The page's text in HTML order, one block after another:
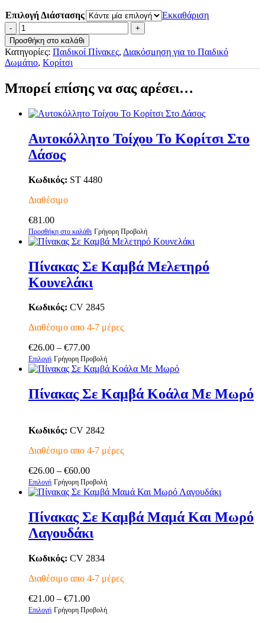
Επιλογή Διάστασης
Εκκαθάριση
Πίνακας
Σε
Καμβά
Το
Καγκουρό
Το
ποσότητα
Προσθήκη στο καλάθι
Κατηγορίες: Παιδικοί Πίνακες, Διακόσμηση για το Παιδικό
Δωμάτιο, Κορίτσι
Μπορεί επίσης να σας αρέσει…
Αυτοκόλλητο Τοίχου Το Κορίτσι Στο
Δάσος
Κωδικός: ST 4480
Διαθέσιμο
€81.00
Προσθήκη στο καλάθι Γρήγορη Προβολή
Πίνακας Σε Καμβά Μελετηρό
Κουνελάκι
Κωδικός: CV 2845
Διαθέσιμο απο 4-7 μέρες
€26.00 – €77.00Price
range:
€26.00
€77.00
Επιλογή Αυτό
το
έχει
πολλαπλές
επιλογές
να
στη
σελίδα
του
Γρήγορη Προβολή
Πίνακας Σε Καμβά Κοάλα Με Μωρό
Κωδικός: CV 2842
Διαθέσιμο απο 4-7 μέρες
€26.00 – €60.00Price
range:
€26.00
€60.00
Επιλογή Αυτό
το
πολλαπλές
παραλλαγές.
επιλογές
μπορούν
να
στη
σελίδα
Γρήγορη Προβολή
Πίνακας Σε Καμβά Μαμά Και Μωρό
Λαγουδάκι
Κωδικός: CV 2834
Διαθέσιμο απο 4-7 μέρες
€21.00 – €71.00Price
range:
Επιλογή Αυτό
Γρήγορη Προβολή